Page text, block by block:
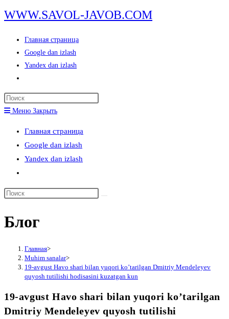
Перейти
к
содержимому
WWW.SAVOL-JAVOB.COM
Главная страница
Google dan izlash
Yandex dan izlash
по
веб-
сайту
Меню Закрыть
Главная страница
Google dan izlash
Yandex dan izlash
по
сайту
Поиск
сайте
Блог
Главная>
Muhim sanalar>
19-аvgust Havo shari bilan yuqori ko’tarilgan Dmitriy Mendeleyev
quyosh tutilishi hodisasini kuzatgan kun
19-аvgust Havo shari bilan yuqori ko’tarilgan
Dmitriy Mendeleyev quyosh tutilishi